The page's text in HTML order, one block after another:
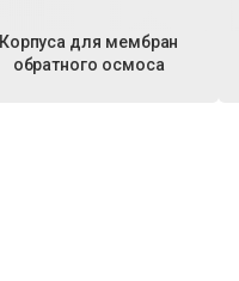
Корпуса для мембран
обратного осмоса